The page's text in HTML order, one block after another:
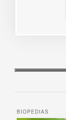
BIOPEDIAS